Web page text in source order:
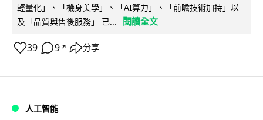
輕量化」、「機身美學」、「AI算力」、「前瞻技術加持」以
及「品質與售後服務」 已...
閱讀全文
39 9 ↗ 分享
人工智能